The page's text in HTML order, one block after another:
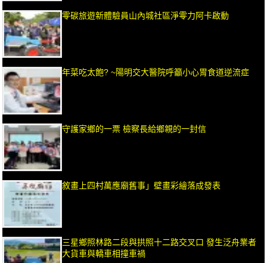
零碳旅遊新體驗員山內城社區淨零力阿卡啟動
年菜吃太飽? ~陽明交大醫院呼籲小心胃食道逆流症
守護家鄉的一票 檢察長給鄉親的一封信
敘畫上四村萬應廟舊事」壁畫彩繪落成發表
三星鄉照林路二段與拱照十二路交叉口 發生泛舟業者
大貨車與轎車相撞車禍